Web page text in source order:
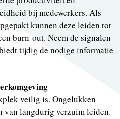
bij medewerkers. Als
kunnen deze leiden tot
burn-out. Neem de signalen
tijdig de nodige informatie
veilig is. Ongelukken
van langdurig verzuim leiden.